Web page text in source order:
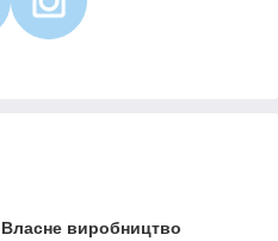
Власне виробництво